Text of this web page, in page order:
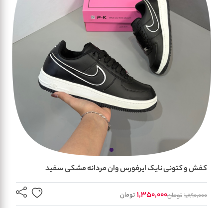
کفش و کتونی نایک ایرفورس وان مردانه مشکی سفید
1,890,000تومان1,350,000تومان